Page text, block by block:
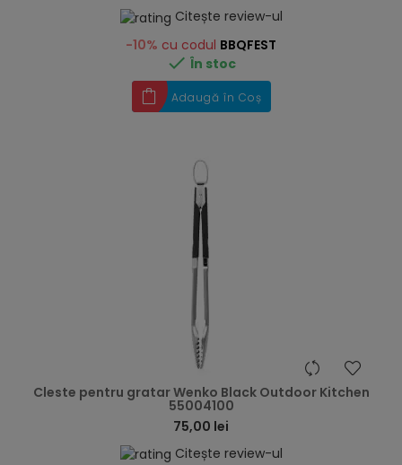
Citește review-ul
-10% cu codul BBQFEST
 În stoc
Adaugă în Coș
Cleste pentru gratar Wenko Black Outdoor Kitchen
55004100
75,00 lei
Citește review-ul